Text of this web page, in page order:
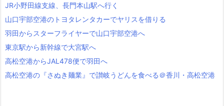
JR小野田線支線、長門本山駅へ行く
山口宇部空港のトヨタレンタカーでヤリスを借りる
羽田からスターフライヤーで山口宇部空港へ
東京駅から新幹線で大宮駅へ
高松空港からJAL478便で羽田へ
高松空港の『さぬき麺業』で讃岐うどんを食べる＠香川・高松空港